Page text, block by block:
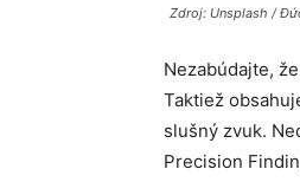
Zdroj: Unsplash /
Nezabúdajte,
Taktiež
slušný zvuk.
Precision